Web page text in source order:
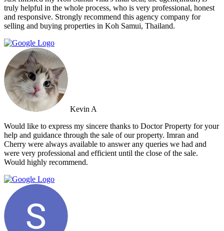
truly helpful in the whole process, who is very professional, honest
and responsive. Strongly recommend this agency company for
selling and buying properties in Koh Samui, Thailand.
Kevin A
Would like to express my sincere thanks to Doctor Property for your
help and guidance through the sale of our property. Imran and
Cherry were always available to answer any queries we had and
were very professional and efficient until the close of the sale.
Would highly recommend.